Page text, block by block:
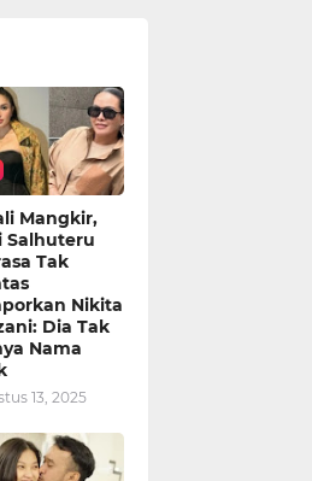
Mangkir,
Salhuteru
Tak
Nikita
Dia Tak
Nama
13, 2025